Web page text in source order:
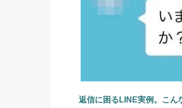
返信に困るLINE実例。こん